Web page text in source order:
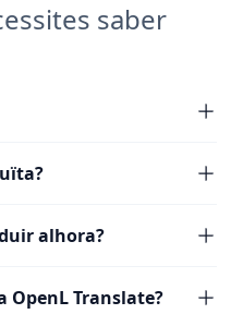
saber
alhora?
OpenL Translate?